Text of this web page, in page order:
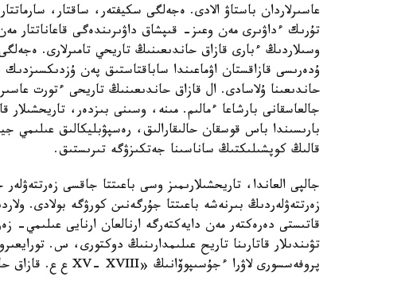
عاسىرلاردان باستاۋ الادى. ەجەلگى سكيفتەر، ساقتار،
تۇرىك ءداۋىرى مەن وعىز- قىپشاق داۋىرىندەگى قاعاناتتار
وسىلاردىڭ ءبارى قازاق حاندىعىنىڭ تاريحي تامىرلارى.
ۇدەرىسى قازاقستان اۋماعىندا ساباقتاستىق پەن
بارىسىندا باس قوسقان حالىقارالىق، رەسپۋبليكالىق عىلىمي
قالىڭ كوپشىلىكتىڭ ساناسىنا جەتكىزۋگە تىرىستىق.
جالپى العاندا، تاريحشىلارىمىز وسى باعىتتا جاقسى
زەرتتەۋلەردىڭ بىرنەشە باعىتتا جۇرگەنىن كورۋگە بولادى.
قاتىستى دەرەكتەر مەن دايەكتەرگە ارنالعان ارنايى عىلىمي-
تۋىندىلار قاتارىنا تاريح عىلىمدارىنىڭ دوكتورى، س.
پروفەسسورى لاۋرا ءجۇسىپوۆانىڭ «XV- XVIII ع ع. قازاق حاندىعى» اتتى مونوگرافياسىن جاتقىزار ەدىم.